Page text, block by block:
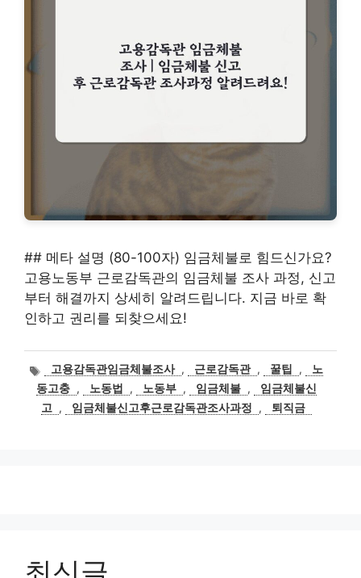
## 메타 설명 (80-100자) 임금체불로 힘드신가요?
고용노동부 근로감독관의 임금체불 조사 과정, 신고
부터 해결까지 상세히 알려드립니다. 지금 바로 확
인하고 권리를 되찾으세요!
태
그
고용감독관임금체불조사 , 근로감독관 , 꿀팁 ,
노
동고충 , 노동법 , 노동부 , 임금체불 ,
임금체불신
고
, 임금체불신고후근로감독관조사과정 , 퇴직금